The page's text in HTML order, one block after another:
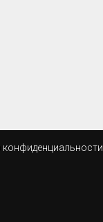
конфиденциальности